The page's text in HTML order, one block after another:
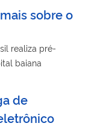
sobre o
realiza pré-
baiana
de